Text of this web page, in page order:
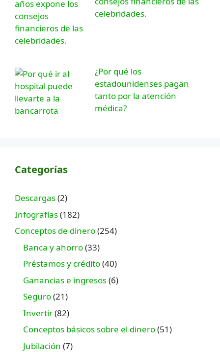
celebridades.
¿Por qué los
estadounidenses pagan
tanto por la atención
médica?
Categorías
Descargas(2)
Infografías(182)
Conceptos de dinero(254)
Banca y ahorro(33)
Préstamos y crédito(40)
Ganancias e ingresos(6)
Seguro(21)
Invertir(82)
Conceptos básicos sobre el dinero(51)
Jubilación (7)